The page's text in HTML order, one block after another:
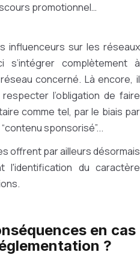
promotionnel…
influenceurs sur les réseaux
s’intégrer complètement à
concerné. Là encore, il
l’obligation de faire
comme tel, par le biais par
sponsorisé”...
offrent par ailleurs désormais
l'identification du caractère
en cas
?